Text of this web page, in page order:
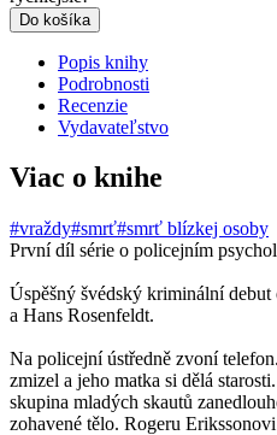
Do košíka
Popis knihy
Podrobnosti
Recenzie
Vydavateľstvo
Viac o knihe
#vraždy#smrť#smrť blízkej osoby
První díl série o policejním
Úspěšný švédský kriminální
a Hans Rosenfeldt.
Na policejní ústředně zvoní
zmizel a jeho matka si dělá
skupina mladých skautů
zohavené tělo. Rogeru